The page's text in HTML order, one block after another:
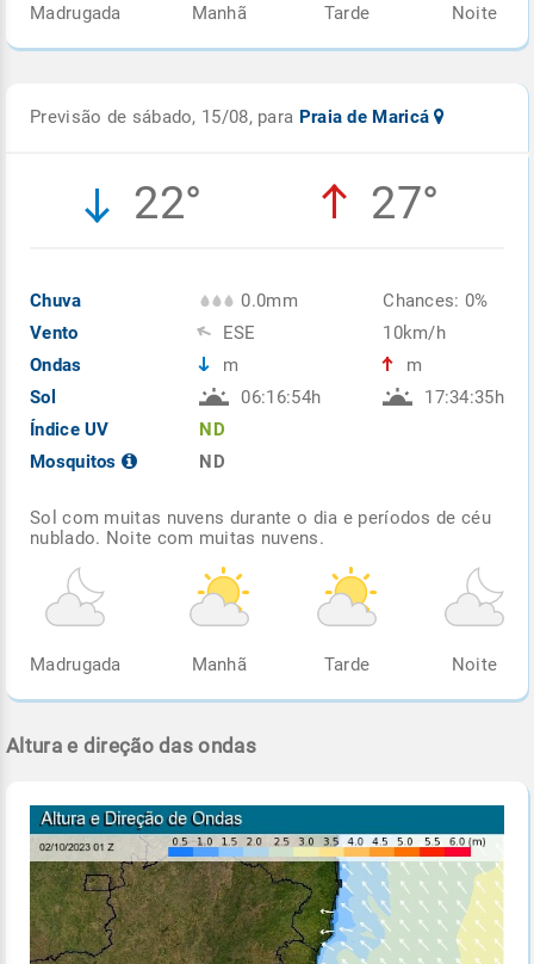
Madrugada Manhã Tarde Noite
Previsão de sábado, 15/08, para Praia de Maricá
22° 27°
Chuva
Vento
Ondas
Sol
Índice UV
Mosquitos
0.0mm
ESE
m
06:16:54h
ND
ND
Chances: 0%
10km/h
m
17:34:35h
Sol com muitas nuvens durante o dia e períodos de céu
nublado. Noite com muitas nuvens.
Madrugada Manhã Tarde Noite
Altura e direção das ondas